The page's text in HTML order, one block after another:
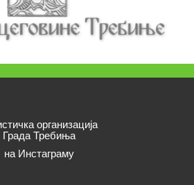
организација
Града Требиња
на Инстаграму